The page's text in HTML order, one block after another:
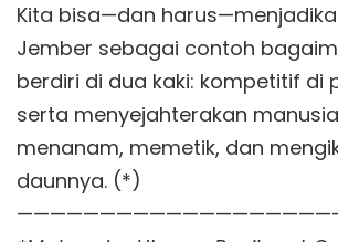
Kita bisa—dan
Jember sebagai contoh
berdiri di dua kaki: kompetitif di
serta menyejahterakan
menanam, memetik, dan
daunnya. (*)